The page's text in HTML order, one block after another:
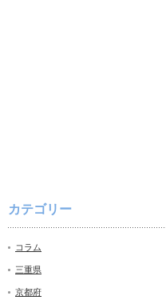
カテゴリー
コラム
三重県
京都府